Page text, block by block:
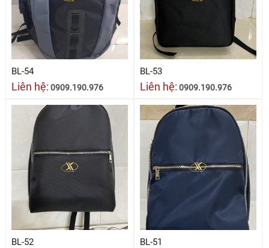
BL-54
Liên hệ: 0909.190.976
BL-53
Liên hệ: 0909.190.976
BL-52 BL-51